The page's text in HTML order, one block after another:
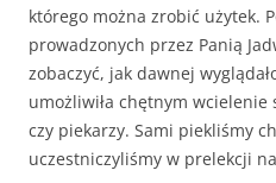
którego można zrobić użytek.
prowadzonych przez Panią
zobaczyć, jak dawnej
umożliwiła chętnym
czy piekarzy. Sami piekliśmy
uczestniczyliśmy w prelekcji